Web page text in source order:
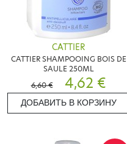
CATTIER
CATTIER SHAMPOOING BOIS DE
SAULE 250ML
6,60 €
4,62 €
ДОБАВИТЬ В КОРЗИНУ